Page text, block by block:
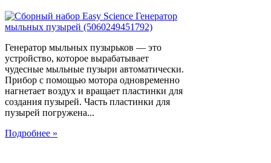
Генератор мыльных пузырьков — это
устройство, которое вырабатывает
чудесные мыльные пузыри автоматически.
Прибор с помощью мотора одновременно
нагнетает воздух и вращает пластинки для
создания пузырей. Часть пластинки для
пузырей погружена...
Подробнее »